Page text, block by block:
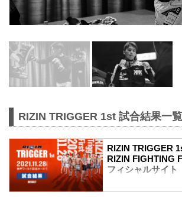
RIZIN TRIGGER 1st 試合結果一覧
RIZIN TRIGGER
RIZIN FIGHTING
フィシャルサイト
第14試合／スペシャ